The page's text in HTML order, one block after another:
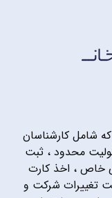
شامل کارشناسان
محدود ، ثبت
خاص ، اخذ کارت
تغییرات شرکت و